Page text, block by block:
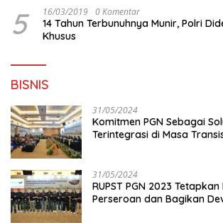
5 16/03/2019 0 Komentar
14 Tahun Terbunuhnya Munir, Polri
Khusus
BISNIS
31/05/2024
Komitmen PGN Sebagai
Terintegrasi di Masa
31/05/2024
RUPST PGN 2023
Perseroan dan Bagikan